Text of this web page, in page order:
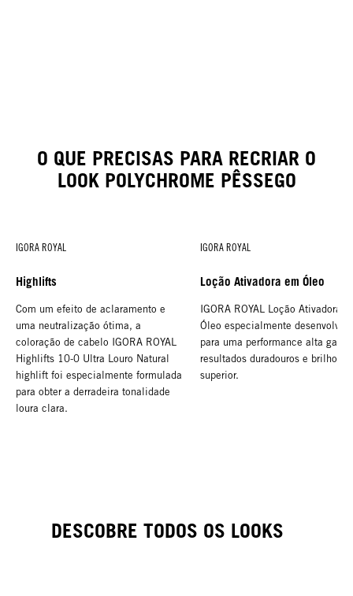
O QUE PRECISAS PARA RECRIAR O
LOOK POLYCHROME PÊSSEGO
IGORA ROYAL
Highlifts
Com um efeito de aclaramento e
uma neutralização ótima, a
coloração de cabelo IGORA ROYAL
Highlifts 10-0 Ultra Louro Natural
highlift foi especialmente formulada
para obter a derradeira tonalidade
loura clara.
IGORA ROYAL
Loção Ativadora em Óleo
IGORA ROYAL Loção Ativadora
Óleo especialmente desenvolvida
para uma performance alta
resultados duradouros e brilho
superior.
DESCOBRE TODOS OS LOOKS